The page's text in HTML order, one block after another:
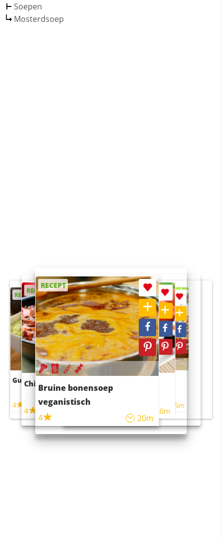
Soepen
Mosterdsoep
RECEPT
Guacamole
4
RECEPT
Chili con carne
4
RECEPT
Bruine bonensoep
veganistisch
4
20m
RECEPT
Sushi rijstsalade
maaltijdsalade
40m
RECEPT
4 55m